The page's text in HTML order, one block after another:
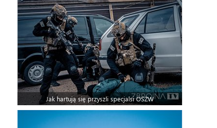
Jak hartują się przyszli specjalsi OSŻW